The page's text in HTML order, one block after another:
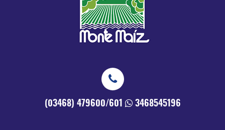
(03468) 479600/601 3468545196